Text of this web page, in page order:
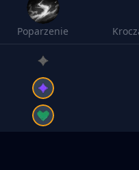
Poparzenie